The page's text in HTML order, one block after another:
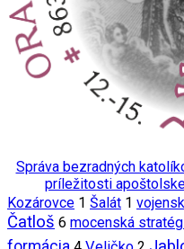
Správa bezradných
príležitosti
Kozárovce 1 Šalát 1
Čatloš 6 mocenská